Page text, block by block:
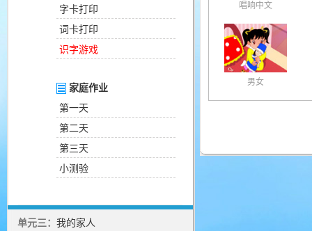
字卡打印
词卡打印
识字游戏
家庭作业
第一天
第二天
第三天
小测验
单元三： 我的家人
唱响中文
男女